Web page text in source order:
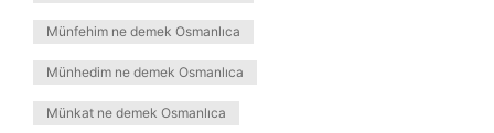
Münfehim ne demek Osmanlıca
Münhedim ne demek Osmanlıca
Münkat ne demek Osmanlıca